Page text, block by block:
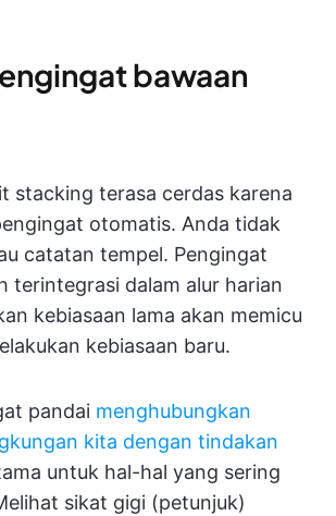
bawaan
stacking terasa cerdas karena
otomatis. Anda tidak
catatan tempel. Pengingat
terintegrasi dalam alur harian
kebiasaan lama akan memicu
kebiasaan baru.
pandai menghubungkan
kita dengan tindakan
untuk hal-hal yang sering
sikat gigi (petunjuk)